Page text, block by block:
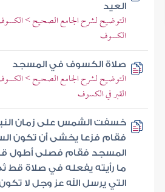
العيد
التوضيح لشرح الجامع الصحيح >
الكسوف
صلاة الكسوف في المسجد
التوضيح لشرح الجامع الصحيح >
القبر في الكسوف
خسفت الشمس على زمان
فقام فزعا يخشى أن تكون
المسجد فقام فصلى أطول
ما رأيته يفعله في صلاة قط
التي يرسل الله عز وجل لا